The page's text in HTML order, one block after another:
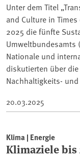
Unter dem Titel
and Culture in
2025 die fünfte
Umweltbundesamts
Nationale und
diskutierten über
Nachhaltigkeits-
20.03.2025
Klima | Energie
Klimaziele bis